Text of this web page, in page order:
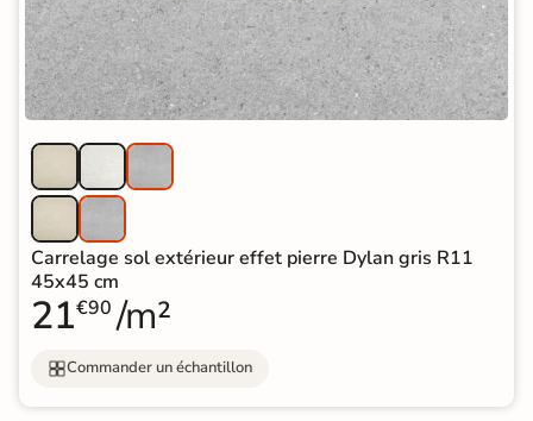
Carrelage sol extérieur effet pierre Dylan gris R11
45x45 cm
21€90 /m²
Commander un échantillon